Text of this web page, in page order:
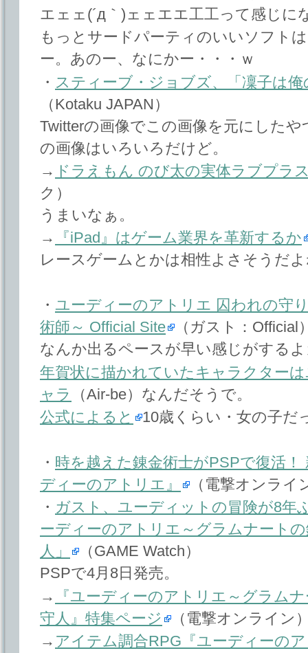
エェェ(´д｀)ェェエエ工工って感じに
もっとサードパーティのいいソフト
ー。あのー、なにかー・・・ｗ
・ スティーブ・ジョブズ、「凜子は
（Kotaku JAPAN）
Twitterの画像でこの画像を元にした
の画像はいろいろだけど。
→ ドラえもん のび太の実体ラブプラ
ク）
うまいなぁ。
→
『iPad』はゲーム業界を革新するか
レースゲームとかは相性よさそうだ
・ ユーディーのアトリエ 囚われの守
術師～ Official Site
（ガスト：Official
なんか出るペースが早い感じがする
年賀状に描かれていたキャラクター
ャラ
（Air-be）なんだそうで。
公式によると
10歳くらい・女の子だ
・ 時を越えた錬金術士がPSPで復活
ディーのアトリエ』
（電撃オンライ
・ ガスト、ユーディットの冒険が8年
ーディーのアトリエ～グラムナート
人」
（GAME Watch）
PSPで4月8日発売。
→
『ユーディーのアトリエ～グラム
守人』特集ページ
（電撃オンライン
→ アイテム調合RPG『ユーディーの